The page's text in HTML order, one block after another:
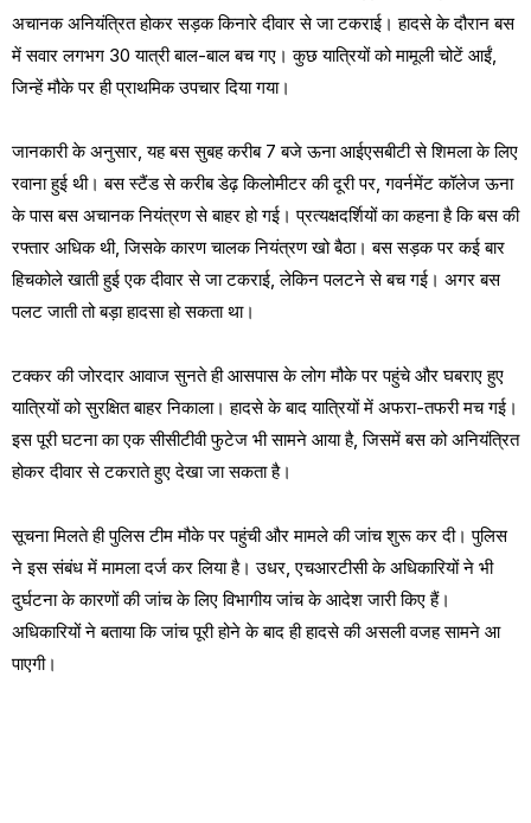
अचानक अनियंत्रित होकर सड़क किनारे दीवार से जा टकराई। हादसे के दौरान बस
में सवार लगभग 30 यात्री बाल-बाल बच गए। कुछ यात्रियों को मामूली चोटें आईं,
जिन्हें मौके पर ही प्राथमिक उपचार दिया गया।
जानकारी के अनुसार, यह बस सुबह करीब 7 बजे ऊना आईएसबीटी से शिमला के लिए
रवाना हुई थी। बस स्टैंड से करीब डेढ़ किलोमीटर की दूरी पर, गवर्नमेंट कॉलेज ऊना
के पास बस अचानक नियंत्रण से बाहर हो गई। प्रत्यक्षदर्शियों का कहना है कि बस की
रफ्तार अधिक थी, जिसके कारण चालक नियंत्रण खो बैठा। बस सड़क पर कई बार
हिचकोले खाती हुई एक दीवार से जा टकराई, लेकिन पलटने से बच गई। अगर बस
पलट जाती तो बड़ा हादसा हो सकता था।
टक्कर की जोरदार आवाज सुनते ही आसपास के लोग मौके पर पहुंचे और घबराए हुए
यात्रियों को सुरक्षित बाहर निकाला। हादसे के बाद यात्रियों में अफरा-तफरी मच गई।
इस पूरी घटना का एक सीसीटीवी फुटेज भी सामने आया है, जिसमें बस को अनियंत्रित
होकर दीवार से टकराते हुए देखा जा सकता है।
सूचना मिलते ही पुलिस टीम मौके पर पहुंची और मामले की जांच शुरू कर दी। पुलिस
ने इस संबंध में मामला दर्ज कर लिया है। उधर, एचआरटीसी के अधिकारियों ने भी
दुर्घटना के कारणों की जांच के लिए विभागीय जांच के आदेश जारी किए हैं।
अधिकारियों ने बताया कि जांच पूरी होने के बाद ही हादसे की असली वजह सामने आ
पाएगी।